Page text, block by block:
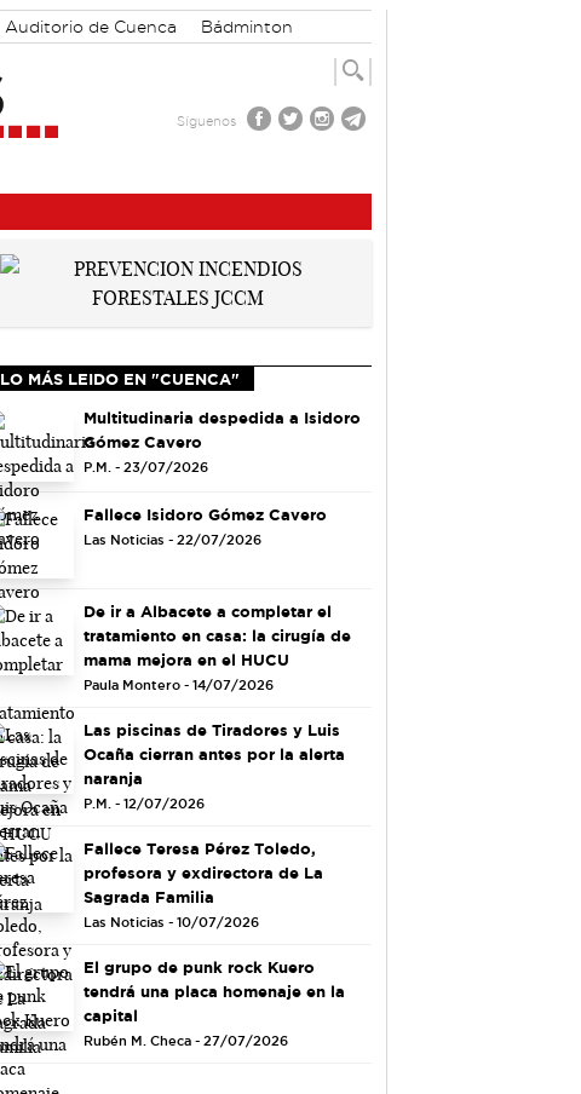
Auditorio de Cuenca
Bádminton
Síguenos
LO MÁS LEIDO EN "CUENCA"
Multitudinaria despedida a Isidoro
Gómez Cavero
P.M. - 23/07/2026
Fallece Isidoro Gómez Cavero
Las Noticias - 22/07/2026
De ir a Albacete a completar el
tratamiento en casa: la cirugía de
mama mejora en el HUCU
Paula Montero - 14/07/2026
Las piscinas de Tiradores y Luis
Ocaña cierran antes por la alerta
naranja
P.M. - 12/07/2026
Fallece Teresa Pérez Toledo,
profesora y exdirectora de La
Sagrada Familia
Las Noticias - 10/07/2026
El grupo de punk rock Kuero
tendrá una placa homenaje en la
capital
Rubén M. Checa - 27/07/2026